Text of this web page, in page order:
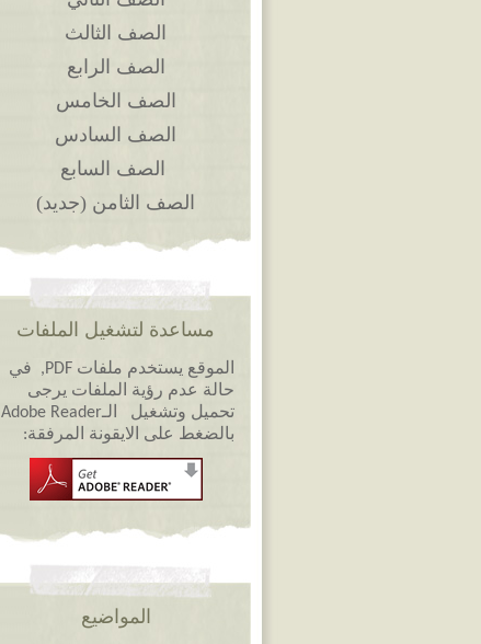
الصف الثالث
الصف الرابع
الصف الخامس
الصف السادس
الصف السابع
الصف الثامن (جديد)
مساعدة لتشغيل الملفات
الموقع يستخدم ملفات PDF, في
حالة عدم رؤية الملفات يرجى
تحميل وتشغيل الـAdobe Reader
بالضغط على الايقونة المرفقة:
المواضيع